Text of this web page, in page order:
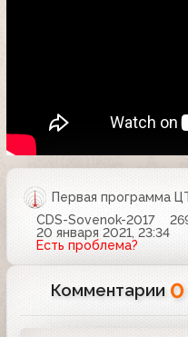
Первая программа
CDS-Sovenok-2017
20 января 2021, 23:34
Есть проблема?
Комментарии 0